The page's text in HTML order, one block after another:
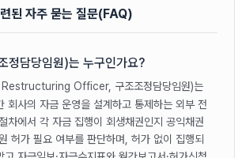
된 자주 묻는 질문(FAQ)
정담당임원)는 누구인가요?
Officer, 구조조정담당임원)는
회사의 자금 운영을 설계하고 통제하는 외부 전
차에서 각 자금 집행이 회생채권인지 공익채권
허가 필요 여부를 판단하며, 허가 없이 집행되